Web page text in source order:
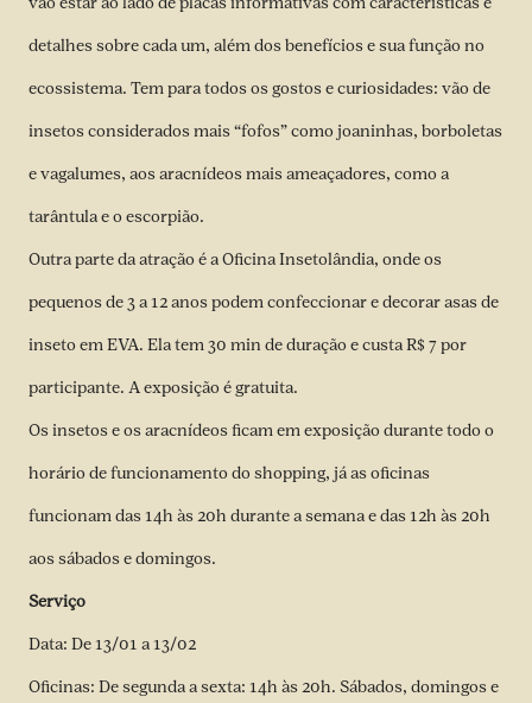
detalhes sobre cada um, além dos benefícios e sua função no
ecossistema. Tem para todos os gostos e curiosidades: vão de
insetos considerados mais “fofos” como joaninhas, borboletas
e vagalumes, aos aracnídeos mais ameaçadores, como a
tarântula e o escorpião.
Outra parte da atração é a Oficina Insetolândia, onde os
pequenos de 3 a 12 anos podem confeccionar e decorar asas de
inseto em EVA. Ela tem 30 min de duração e custa R$ 7 por
participante. A exposição é gratuita.
Os insetos e os aracnídeos ficam em exposição durante todo o
horário de funcionamento do shopping, já as oficinas
funcionam das 14h às 20h durante a semana e das 12h às 20h
aos sábados e domingos.
Serviço
Data: De 13/01 a 13/02
Oficinas: De segunda a sexta: 14h às 20h. Sábados, domingos e